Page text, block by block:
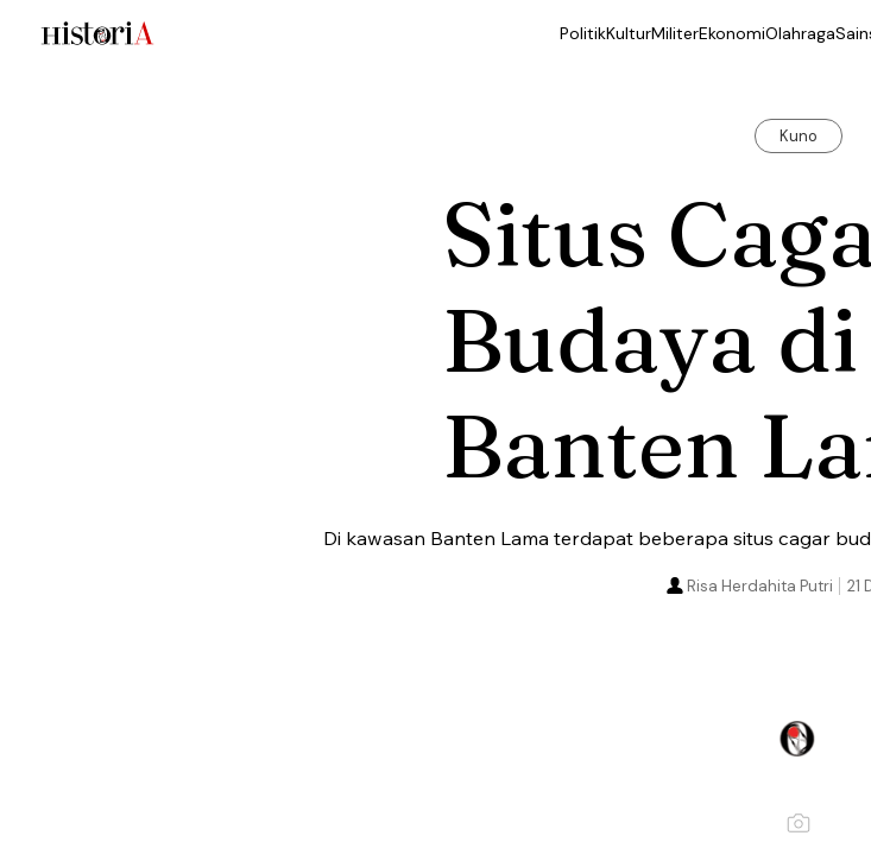
PolitikKulturMiliterEkonomiOlahraga
Kuno
Situs
Budaya di
Banten
Di kawasan Banten Lama terdapat beberapa situs cagar
21
Risa Herdahita Putri